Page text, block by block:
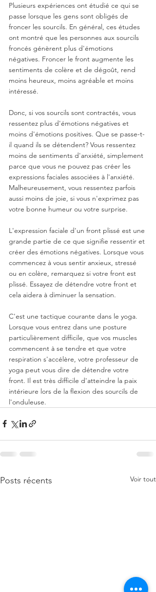
Plusieurs expériences ont étudié ce qui se
passe lorsque les gens sont obligés de
froncer les sourcils. En général, ces études
ont montré que les personnes aux sourcils
froncés génèrent plus d'émotions
négatives. Froncer le front augmente les
sentiments de colère et de dégoût, rend
moins heureux, moins agréable et moins
intéressé.
Donc, si vos sourcils sont contractés, vous
ressentez plus d'émotions négatives et
moins d'émotions positives. Que se passe-t-
il quand ils se détendent? Vous ressentez
moins de sentiments d'anxiété, simplement
parce que vous ne pouvez pas créer les
expressions faciales associées à l'anxiété.
Malheureusement, vous ressentez parfois
aussi moins de joie, si vous n'exprimez pas
votre bonne humeur ou votre surprise.
L'expression faciale d'un front plissé est une
grande partie de ce que signifie ressentir et
créer des émotions négatives. Lorsque vous
commencez à vous sentir anxieux, stressé
ou en colère, remarquez si votre front est
plissé. Essayez de détendre votre front et
cela aidera à diminuer la sensation.
C'est une tactique courante dans le yoga.
Lorsque vous entrez dans une posture
particulièrement difficile, que vos muscles
commencent à se tendre et que votre
respiration s'accélère, votre professeur de
yoga peut vous dire de détendre votre
front. Il est très difficile d'atteindre la paix
intérieure lors de la flexion des sourcils de
l'onduleuse.
Posts récents Voir tout